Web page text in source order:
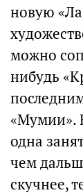
новую
можно
нибудь
«Мумии».
одна
чем
скучнее,